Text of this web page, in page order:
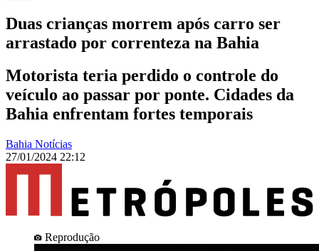
Duas crianças morrem após carro ser
arrastado por correnteza na Bahia
Motorista teria perdido o controle do
veículo ao passar por ponte. Cidades da
Bahia enfrentam fortes temporais
Bahia Notícias
27/01/2024 22:12
Reprodução